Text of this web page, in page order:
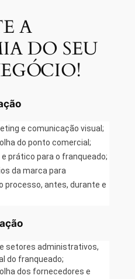
A
DO SEU
e comunicação visual;
do ponto comercial;
prático para o franqueado;
da marca para
processo, antes, durante e
setores administrativos,
do franqueado;
dos fornecedores e